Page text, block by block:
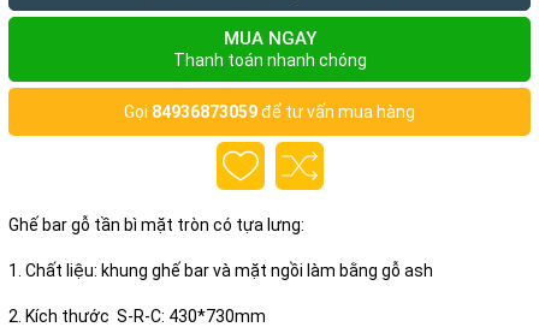
MUA NGAY
Thanh toán nhanh chóng
Gọi 84936873059để tư vấn mua hàng
Ghế bar gỗ tần bì mặt tròn có tựa lưng:
1. Chất liệu: khung ghế bar và mặt ngồi làm bằng gỗ ash
2. Kích thước S-R-C: 430*730mm